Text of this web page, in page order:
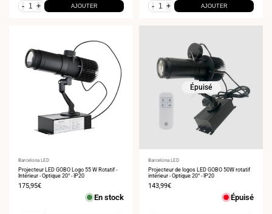
- + AJOUTER - + AJOUTER
Fournisseur
:
Barcelona LED
Projecteur LED GOBO Logo 55 W Rotatif -
Intérieur - Optique 20° - IP20
Prix
175,95€
En stock
Épuisé
Fournisseur
:
Barcelona LED
Projecteur de logos LED GOBO 50W rotatif
intérieur - Optique 20° - IP20
Prix
143,99€
Épuisé